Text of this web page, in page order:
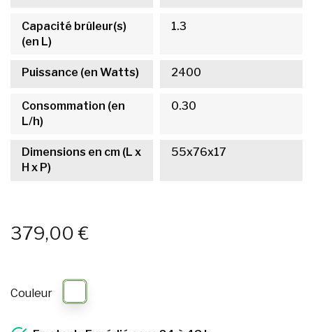
Capacité brûleur(s)
(en L)
1.3
Puissance (en Watts) 2400
Consommation (en
L/h)
0.30
Dimensions en cm (L x
H x P)
55x76x17
379,00 €
Couleur